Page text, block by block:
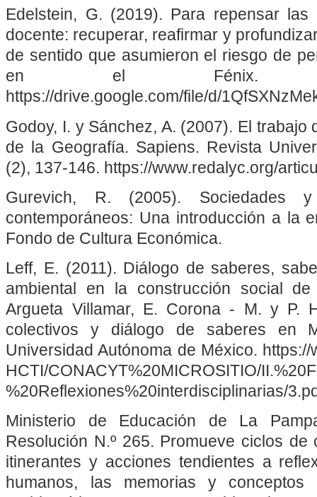
Edelstein, G. (2019). Para repensar
docente: recuperar, reafirmar y
de sentido que asumieron el riesgo de
en el Fénix.
https://drive.google.com/file/d/
Godoy, I. y Sánchez, A. (2007). El
de la Geografía. Sapiens. Revista
(2), 137-146. https://www.redalyc.org/
Gurevich, R. (2005). Sociedades
contemporáneos­: Una introducción a la
Fondo de Cultura Económica.
Leff, E. (2011). Diálogo de saberes,
ambiental en la construcción social
Argueta Villamar, E. Corona - M. y P.
colectivos y diálogo de saberes en
Universidad Autónoma de México.
HCTI/CONACYT%20MICROSITIO/
%20Reflexiones%20interdisciplinarias/
Ministerio de Educación de La
Resolución N.º 265. Promueve ciclos
itinerantes y acciones tendientes a
humanos, las memorias y